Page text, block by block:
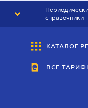
справочники
ВЕСТНИК
КАТАЛОГ
ВСЕ